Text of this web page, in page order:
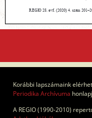
Korábbi lapszámaink
Periodika Archívuma
A REGIO (1990-2010)